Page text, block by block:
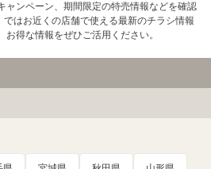
ャンペーン、期間限定の特売情報などを確認
はお近くの店舗で使える最新のチラシ情報
得な情報をぜひご活用ください。